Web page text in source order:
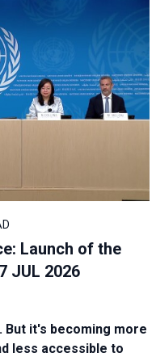
Launch of the
JUL 2026
But it's becoming more
less accessible to